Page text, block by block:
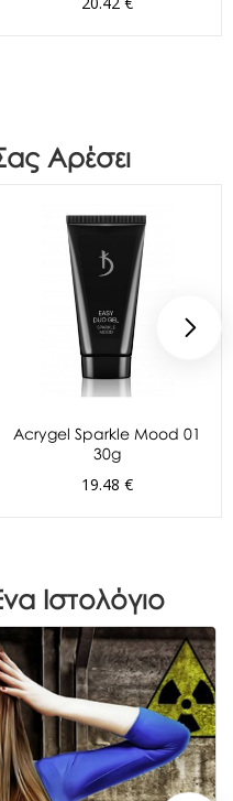
Αρέσει
Acrygel Sparkle Mood 01
30g
19.48 €
Ιστολόγιο